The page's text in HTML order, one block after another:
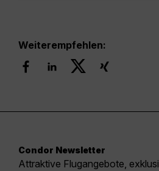
Weiterempfehlen:
Condor Newsletter
Attraktive Flugangebote,